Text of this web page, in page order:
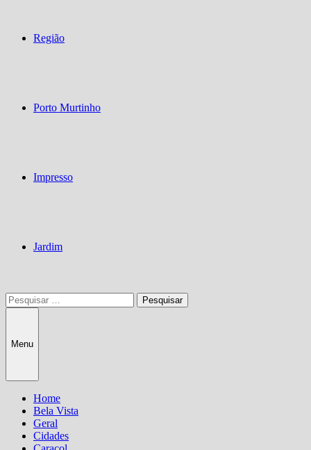
Região
Porto Murtinho
Impresso
Jardim
Pesquisar
por:
Menu
Home
Bela Vista
Geral
Cidades